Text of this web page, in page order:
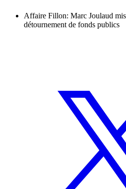
Affaire Fillon: Marc Joulaud
détournement de fonds publics